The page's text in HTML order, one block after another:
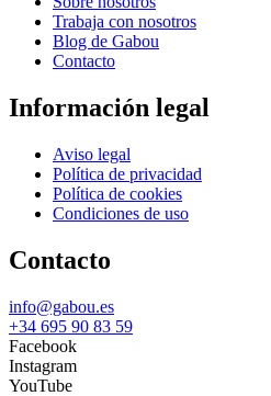
Trabaja con nosotros
Blog de Gabou
Contacto
Información legal
Aviso legal
Política de privacidad
Política de cookies
Condiciones de uso
Contacto
info@gabou.es
+34 695 90 83 59
Facebook
Instagram
YouTube